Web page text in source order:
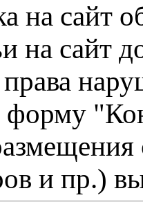
на сайт
на сайт
форму
и пр.)